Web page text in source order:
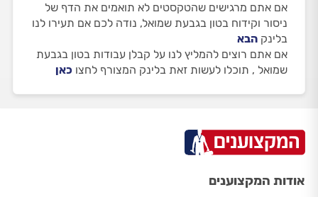
אם אתם מרגישים שהטקסטים לא תואמים את הדף של
ניסור וקידוח בטון בגבעת שמואל, נודה לכם אם תעירו לנו
בלינק הבא
אם אתם רוצים להמליץ לנו על קבלן עבודות בטון בגבעת
שמואל , תוכלו לעשות זאת בלינק המצורף לחצו כאן
אודות המקצוענים